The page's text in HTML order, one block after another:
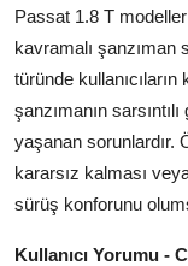
Passat 1.8 T
kavramalı şanzıman
türünde kullanıcıların
şanzımanın
yaşanan sorunlardır.
kararsız kalması
sürüş konforunu
Kullanıcı Yorumu -